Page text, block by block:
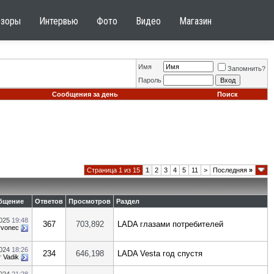
Интервью Фото Видео Магазин
Имя
Запомнить?
Пароль
Сообщения за день
Поиск
Страница 1 из 15 1 2 3 4 5 11 > Последняя »
Ответов Просмотров Раздел
19:48
367 703,892 LADA глазами потребителей
18:26
Vadik 234 646,198 LADA Vesta год спустя